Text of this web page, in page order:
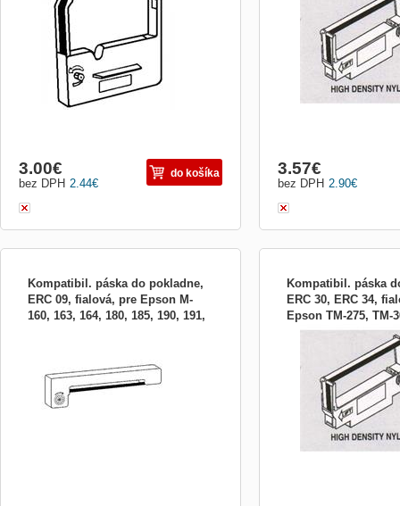
2.44€
bez DPH
3.00€ do košíka
2.90€
bez DPH
3.57€
Kompatibil. páska do pokladne,
ERC 09, fialová, pre Epson M-
160, 163, 164, 180, 185, 190, 191,
Kompatibil. páska
ERC 30, ERC 34,
Epson TM-275, TM-